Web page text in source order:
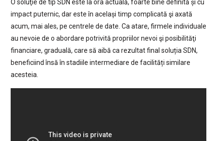
O soluţie de tip SDN este la ora actuală, foarte bine definită și cu
impact puternic, dar este în același timp complicată şi axată
acum, mai ales, pe centrele de date. Ca atare, firmele individuale
au nevoie de o abordare potrivită propriilor nevoi şi posibilităţi
financiare, graduală, care să aibă ca rezultat final soluția SDN,
beneficiind însă în stadiile intermediare de facilități similare
acesteia.